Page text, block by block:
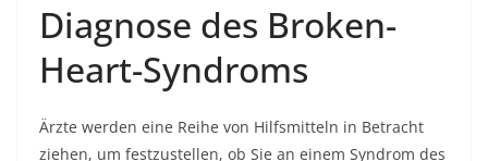
Diagnose des Broken-
Heart-Syndroms
Ärzte werden eine Reihe von Hilfsmitteln in Betracht
ziehen, um festzustellen, ob Sie an einem Syndrom des